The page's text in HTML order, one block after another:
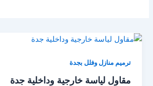
ترميم منازل وفلل بجدة
مقاول لياسة خارجية وداخلية جدة